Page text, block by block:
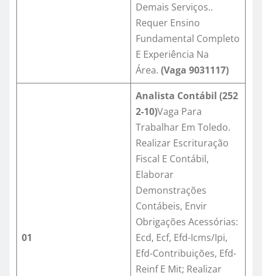
Demais Serviços..
Requer Ensino
Fundamental Completo
E Experiência Na
Área. (Vaga 9031117)
01
Analista Contábil (252
2-10)Vaga Para
Trabalhar Em Toledo.
Realizar Escrituração
Fiscal E Contábil,
Elaborar
Demonstrações
Contábeis, Envir
Obrigações Acessórias:
Ecd, Ecf, Efd-Icms/Ipi,
Efd-Contribuições, Efd-
Reinf E Mit; Realizar